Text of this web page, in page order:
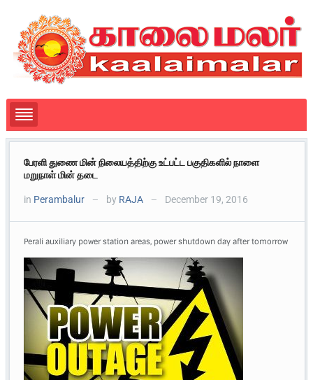
பேரளி துணை மின் நிலையத்திற்கு உட்பட்ட பகுதிகளில் நாளை
மறுநாள் மின் தடை
in Perambalur — by RAJA — December 19, 2016
Perali auxiliary power station areas, power shutdown day after tomorrow